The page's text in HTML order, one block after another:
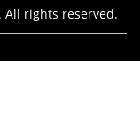
All rights reserved.